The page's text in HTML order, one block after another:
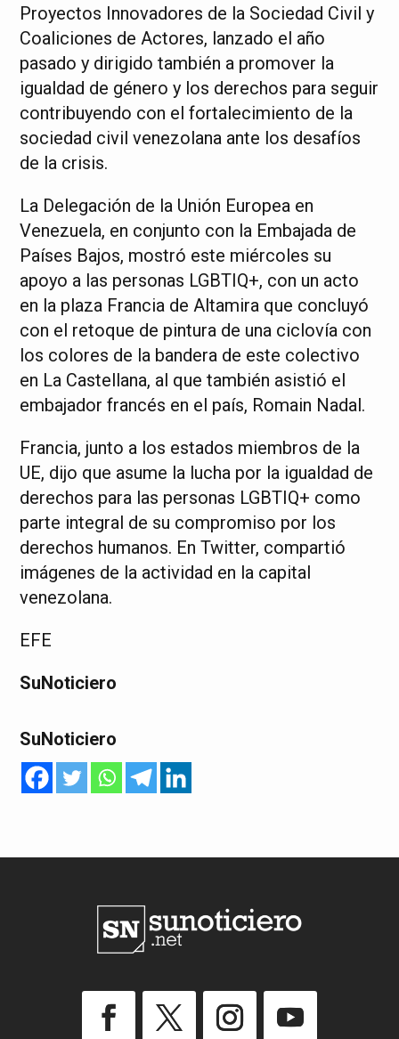
Proyectos Innovadores de la Sociedad Civil y
Coaliciones de Actores, lanzado el año
pasado y dirigido también a promover la
igualdad de género y los derechos para seguir
contribuyendo con el fortalecimiento de la
sociedad civil venezolana ante los desafíos
de la crisis.
La Delegación de la Unión Europea en
Venezuela, en conjunto con la Embajada de
Países Bajos, mostró este miércoles su
apoyo a las personas LGBTIQ+, con un acto
en la plaza Francia de Altamira que concluyó
con el retoque de pintura de una ciclovía con
los colores de la bandera de este colectivo
en La Castellana, al que también asistió el
embajador francés en el país, Romain Nadal.
Francia, junto a los estados miembros de la
UE, dijo que asume la lucha por la igualdad de
derechos para las personas LGBTIQ+ como
parte integral de su compromiso por los
derechos humanos. En Twitter, compartió
imágenes de la actividad en la capital
venezolana.
EFE
SuNoticiero
SuNoticiero